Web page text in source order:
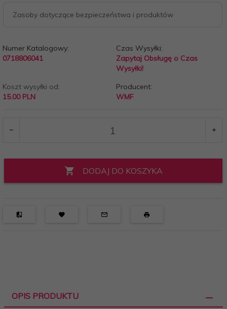
Zasoby dotyczące bezpieczeństwa i produktów
Numer Katalogowy:
0718806041
Czas Wysyłki:
Zapytaj Obsługę o Czas
Wysyłki!
Koszt wysyłki od:
15.00 PLN
Producent:
WMF
DODAJ DO KOSZYKA
OPIS PRODUKTU